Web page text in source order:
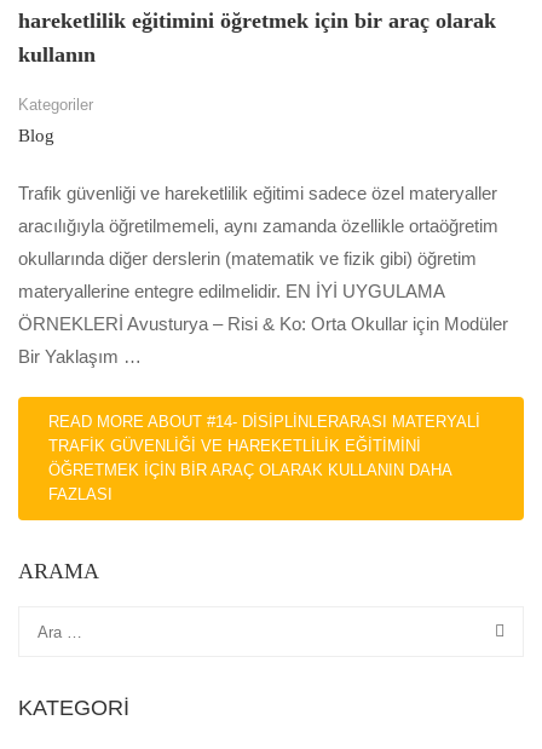
hareketlilik eğitimini öğretmek için bir araç olarak
kullanın
Kategoriler
Blog
Trafik güvenliği ve hareketlilik eğitimi sadece özel materyaller
aracılığıyla öğretilmemeli, aynı zamanda özellikle ortaöğretim
okullarında diğer derslerin (matematik ve fizik gibi) öğretim
materyallerine entegre edilmelidir. EN İYİ UYGULAMA
ÖRNEKLERİ Avusturya – Risi & Ko: Orta Okullar için Modüler
Bir Yaklaşım …
READ MORE ABOUT #14- DISIPLINLERARASI MATERYALI
TRAFIK GÜVENLIĞI VE HAREKETLILIK EĞITIMINI
ÖĞRETMEK IÇIN BIR ARAÇ OLARAK KULLANIN DAHA
FAZLASI
ARAMA
KATEGORI